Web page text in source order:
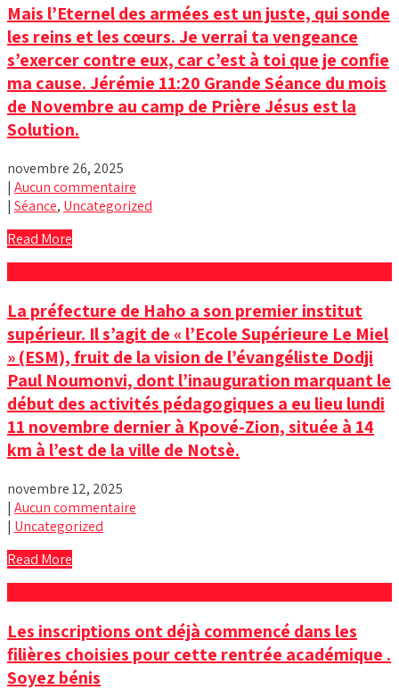
Mais l’Eternel des armées est un juste, qui sonde
les reins et les cœurs. Je verrai ta vengeance
s’exercer contre eux, car c’est à toi que je confie
ma cause. Jérémie 11:20 Grande Séance du mois
de Novembre au camp de Prière Jésus est la
Solution.
novembre 26, 2025
| Aucun commentaire
| Séance, Uncategorized
Read More
La préfecture de Haho a son premier institut
supérieur. Il s’agit de « l’Ecole Supérieure Le Miel
» (ESM), fruit de la vision de l’évangéliste Dodji
Paul Noumonvi, dont l’inauguration marquant le
début des activités pédagogiques a eu lieu lundi
11 novembre dernier à Kpové-Zion, située à 14
km à l’est de la ville de Notsè.
novembre 12, 2025
| Aucun commentaire
| Uncategorized
Read More
Les inscriptions ont déjà commencé dans les
filières choisies pour cette rentrée académique .
Soyez bénis